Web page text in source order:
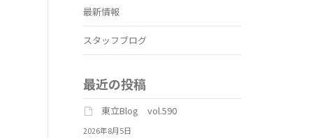
最新情報
スタッフブログ
最近の投稿
東立Blog vol.590
2026年8月5日